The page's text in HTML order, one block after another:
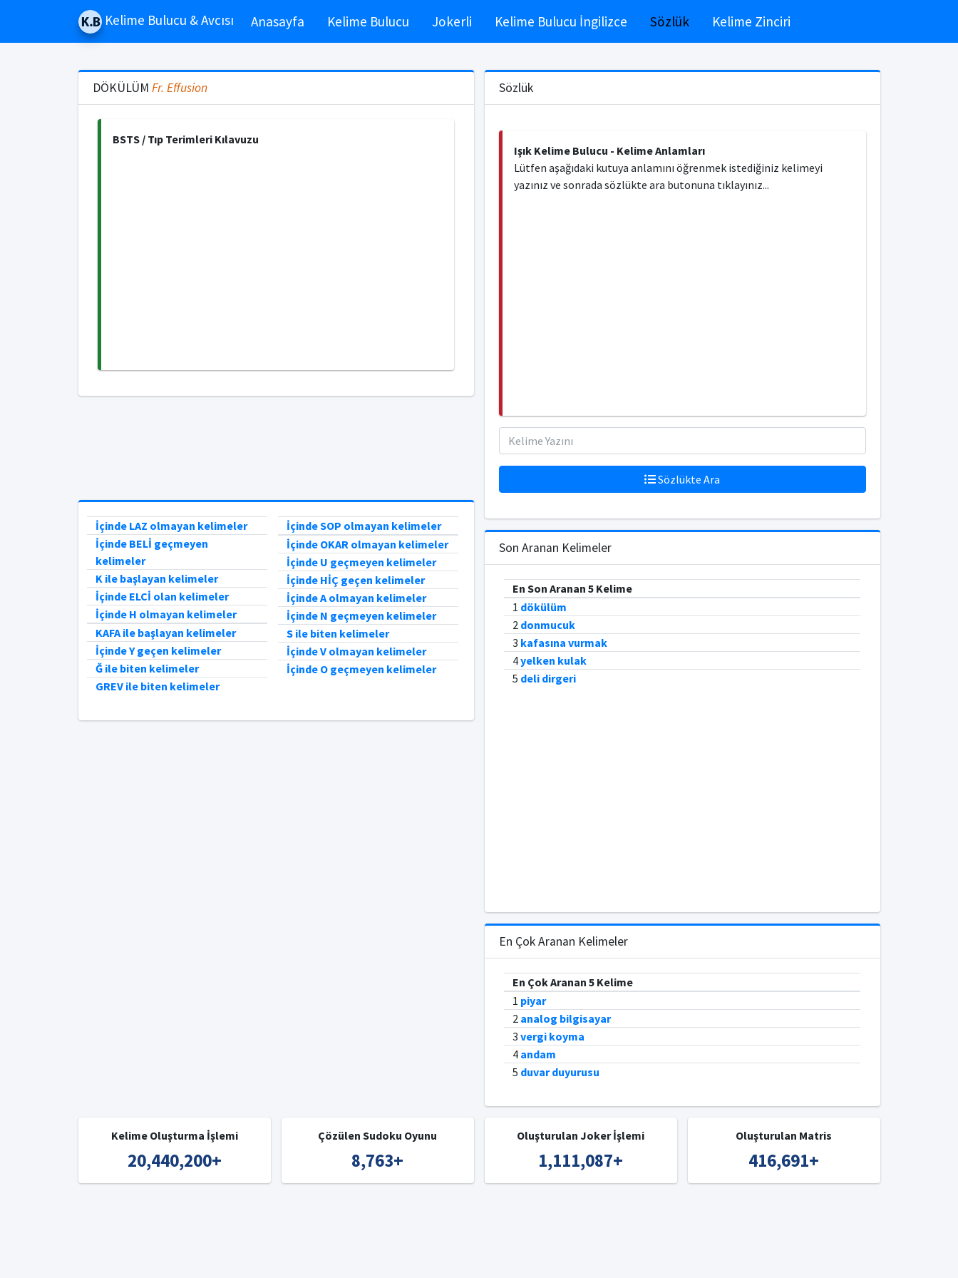
Kelime Bulucu & Avcısı Anasayfa Kelime Bulucu Jokerli Kelime Bulucu İngilizce Sözlük Kelime Zinciri
DÖKÜLÜM Fr. Effusion
BSTS / Tıp Terimleri Kılavuzu
İçinde LAZ olmayan kelimeler
İçinde BELİ geçmeyen
kelimeler
K ile başlayan kelimeler
İçinde ELCİ olan kelimeler
İçinde H olmayan kelimeler
KAFA ile başlayan kelimeler
İçinde Y geçen kelimeler
Ğ ile biten kelimeler
GREV ile biten kelimeler
İçinde SOP olmayan kelimeler
İçinde OKAR olmayan kelimeler
İçinde U geçmeyen kelimeler
İçinde HİÇ geçen kelimeler
İçinde A olmayan kelimeler
İçinde N geçmeyen kelimeler
S ile biten kelimeler
İçinde V olmayan kelimeler
İçinde O geçmeyen kelimeler
Sözlük
Işık Kelime Bulucu - Kelime Anlamları
Lütfen aşağıdaki kutuya anlamını öğrenmek istediğiniz kelimeyi
yazınız ve sonrada sözlükte ara butonuna tıklayınız...
Sözlükte Ara
Son Aranan Kelimeler
En Son Aranan 5 Kelime
1 dökülüm
2 donmucuk
3 kafasına vurmak
4yelken kulak
5 deli dirgeri
En Çok Aranan Kelimeler
En Çok Aranan 5 Kelime
1 piyar
2 analog bilgisayar
3 vergi koyma
4 andam
5 duvar duyurusu
Kelime Oluşturma İşlemi
20,440,200+
Çözülen Sudoku Oyunu
8,763+
Oluşturulan Joker İşlemi
1,111,087+
Oluşturulan Matris
416,691+